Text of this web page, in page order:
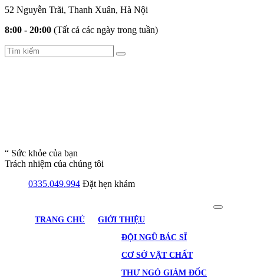
52 Nguyễn Trãi, Thanh Xuân, Hà Nội
8:00 - 20:00 (Tất cả các ngày trong tuần)
“ Sức khỏe của bạn
Trách nhiệm của chúng tôi
0335.049.994 Đặt hẹn khám
TRANG CHỦ
GIỚI THIỆU
ĐỘI NGŨ BÁC SĨ
CƠ SỞ VẬT CHẤT
THƯ NGỎ GIÁM ĐỐC